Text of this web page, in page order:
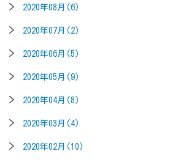
2020年08月(6)
2020年07月(2)
2020年06月(5)
2020年05月(9)
2020年04月(8)
2020年03月(4)
2020年02月(10)